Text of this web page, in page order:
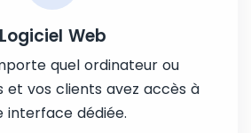
Logiciel Web
quel ordinateur ou
et vos clients avez accès à
interface dédiée.